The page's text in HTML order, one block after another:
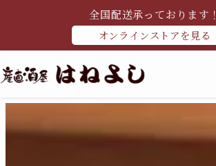
全国配送承っております！
オンラインストアを見る